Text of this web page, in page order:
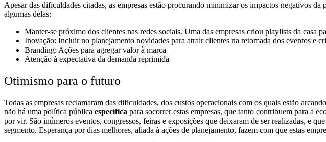
Apesar das dificuldades citadas, as empresas estão procurando minimizar os impactos negativos
algumas delas:
Manter-se próximo dos clientes nas redes sociais. Uma das empresas criou playlists da casa
Inovação: Incluir no planejamento novidades para atrair clientes na retomada dos eventos e
Branding: Ações para agregar valor à marca
Atenção à expectativa da demanda reprimida
Otimismo para o futuro
Todas as empresas reclamaram das dificuldades, dos custos operacionais com os quais estão
não há uma política pública específica para socorrer estas empresas, que tanto contribuem para a
por vir. São inúmeros eventos, congressos, feiras e exposições que deixaram de ser realizadas, e
segmento. Esperança por dias melhores, aliada à ações de planejamento, fazem com que estas